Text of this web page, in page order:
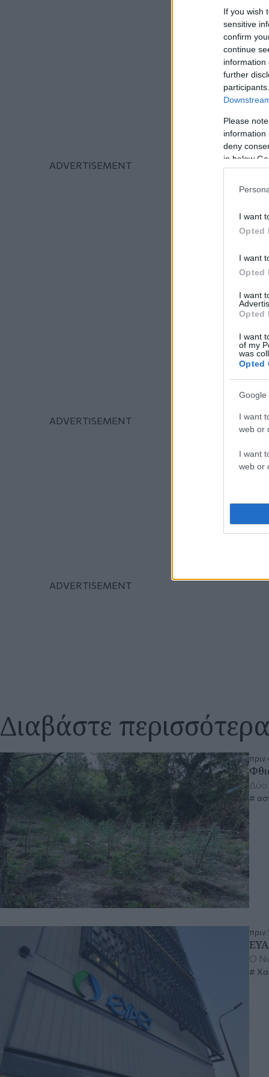
If you wish
sensitive
confirm
continue
information
further
Please
information
deny
in below
I want
Opted
I want
Opted
I want
Opted
I want
of my
was
Opted
Google
I want
web or
I want
web or
Διαβάστε περισσότερα
πριν
Δύο
πριν
O